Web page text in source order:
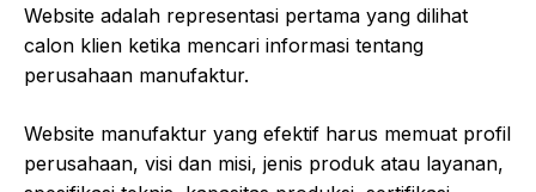
Website adalah representasi pertama yang dilihat
calon klien ketika mencari informasi tentang
perusahaan manufaktur.
Website manufaktur yang efektif harus memuat profil
perusahaan, visi dan misi, jenis produk atau layanan,